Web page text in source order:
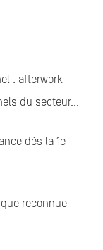
: afterwork
du secteur…
dès la 1e
reconnue